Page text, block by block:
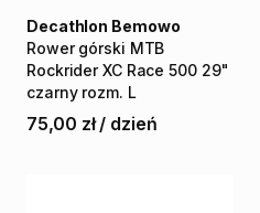
Rower górski MTB
Rockrider XC Race 500 29"
czarny rozm. L
Decathlon Bemowo
75,00 zł / dzień